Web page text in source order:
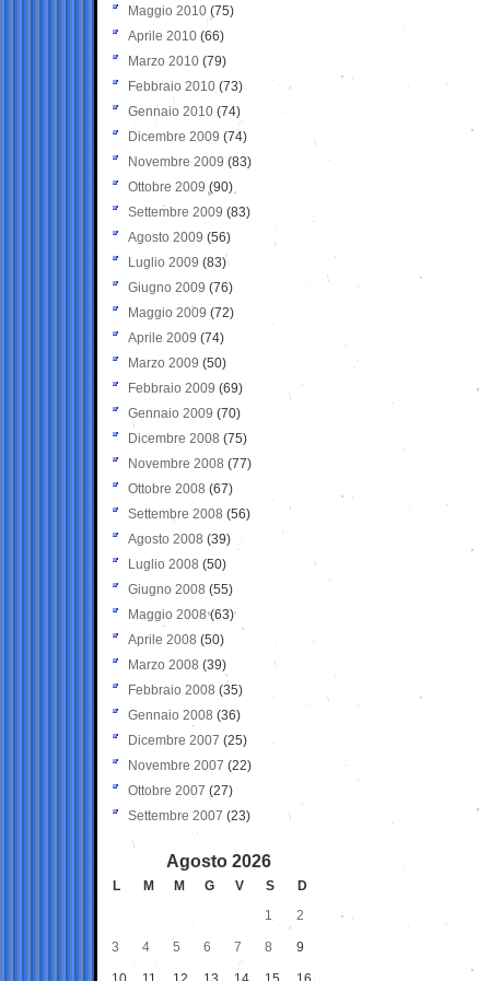
Maggio 2010 (75)
Aprile 2010 (66)
Marzo 2010 (79)
Febbraio 2010 (73)
Gennaio 2010 (74)
Dicembre 2009 (74)
Novembre 2009 (83)
Ottobre 2009 (90)
Settembre 2009 (83)
Agosto 2009 (56)
Luglio 2009 (83)
Giugno 2009 (76)
Maggio 2009 (72)
Aprile 2009 (74)
Marzo 2009 (50)
Febbraio 2009 (69)
Gennaio 2009 (70)
Dicembre 2008 (75)
Novembre 2008 (77)
Ottobre 2008 (67)
Settembre 2008 (56)
Agosto 2008 (39)
Luglio 2008 (50)
Giugno 2008 (55)
Maggio 2008(63)
Aprile 2008 (50)
Marzo 2008 (39)
Febbraio 2008 (35)
Gennaio 2008 (36)
Dicembre 2007 (25)
Novembre 2007 (22)
Ottobre 2007 (27)
Settembre 2007 (23)
Agosto 2026
L M M G V S
D
1
2
3 4 5 6 7 8 9